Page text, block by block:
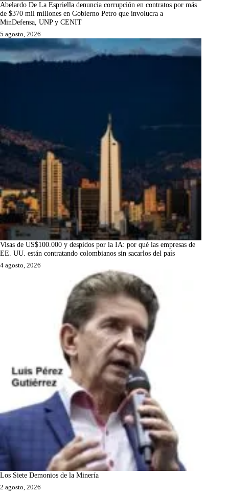
Abelardo De La Espriella denuncia corrupción en contratos por más
de $370 mil millones en Gobierno Petro que involucra a
MinDefensa, UNP y CENIT
5 agosto, 2026
Visas de US$100.000 y despidos por la IA: por qué las empresas de
EE. UU. están contratando colombianos sin sacarlos del país
4 agosto, 2026
Los Siete Demonios de la Minería
2 agosto, 2026